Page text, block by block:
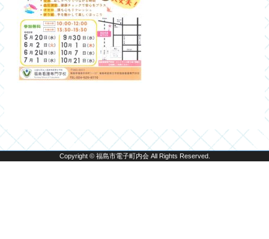
Copyright © 福島市電子町内会 All Rights Reserved.